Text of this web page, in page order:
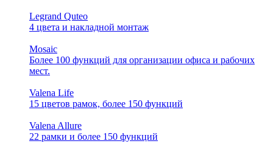
Legrand Quteo
4 цвета и накладной монтаж
Mosaic
Более 100 функций для организации офиса и рабочих
мест.
Valena Life
15 цветов рамок, более 150 функций
Valena Allure
22 рамки и более 150 функций